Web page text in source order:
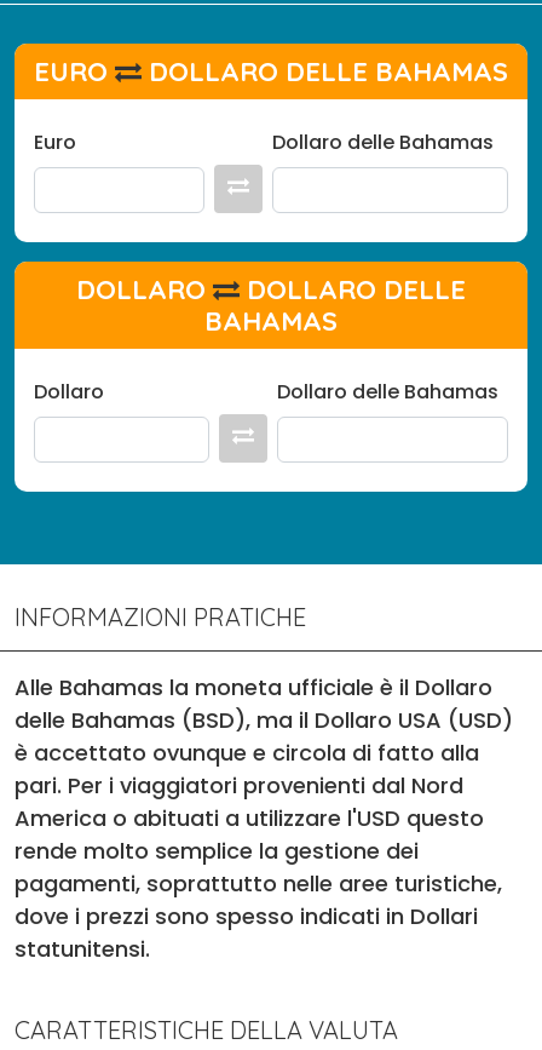
EURO DOLLARO DELLE BAHAMAS
Euro Dollaro delle Bahamas
DOLLARO
DOLLARO DELLE
BAHAMAS
Dollaro Dollaro delle Bahamas
INFORMAZIONI PRATICHE
Alle Bahamas la moneta ufficiale è il Dollaro
delle Bahamas (BSD), ma il Dollaro USA (USD)
è accettato ovunque e circola di fatto alla
pari. Per i viaggiatori provenienti dal Nord
America o abituati a utilizzare l'USD questo
rende molto semplice la gestione dei
pagamenti, soprattutto nelle aree turistiche,
dove i prezzi sono spesso indicati in Dollari
statunitensi.
CARATTERISTICHE DELLA VALUTA